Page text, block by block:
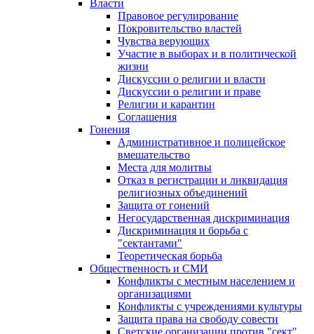
Власти
Правовое регулирование
Покровительство властей
Чувства верующих
Участие в выборах и в политической
жизни
Дискуссии о религии и власти
Дискуссии о религии и праве
Религии и карантин
Соглашения
Гонения
Административное и полицейское
вмешательство
Места для молитвы
Отказ в регистрации и ликвидация
религиозных объединений
Защита от гонений
Негосударственная дискриминация
Дискриминация и борьба с
"сектантами"
Теоретическая борьба
Общественность и СМИ
Конфликты с местным населением и
организациями
Конфликты с учреждениями культуры
Защита права на свободу совести